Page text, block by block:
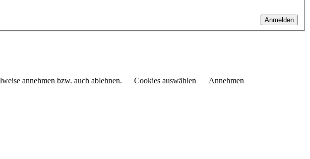
Anmelden
annehmen bzw. auch ablehnen. Cookies auswählen Annehmen